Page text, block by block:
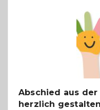
Abschied aus
herzlich gestalten